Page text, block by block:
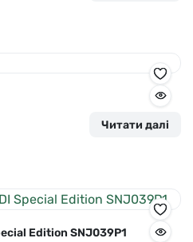
Читати далі
Edition SNJ039P1